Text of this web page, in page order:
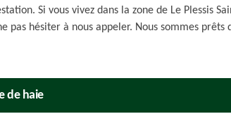
Si vous vivez dans la zone de Le Plessis
pas hésiter à nous appeler. Nous sommes
de haie